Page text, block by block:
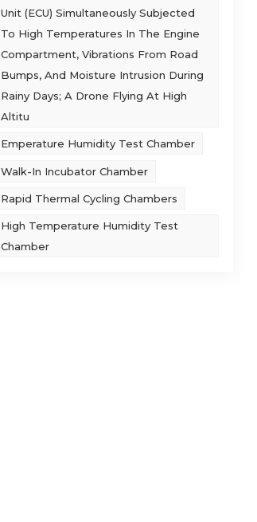
Unit (ECU) Simultaneously Subjected
To High Temperatures In The Engine
Compartment, Vibrations From Road
Bumps, And Moisture Intrusion During
Rainy Days; A Drone Flying At High
Altitu
Emperature Humidity Test Chamber
Walk-In Incubator Chamber
Rapid Thermal Cycling Chambers
High Temperature Humidity Test
Chamber